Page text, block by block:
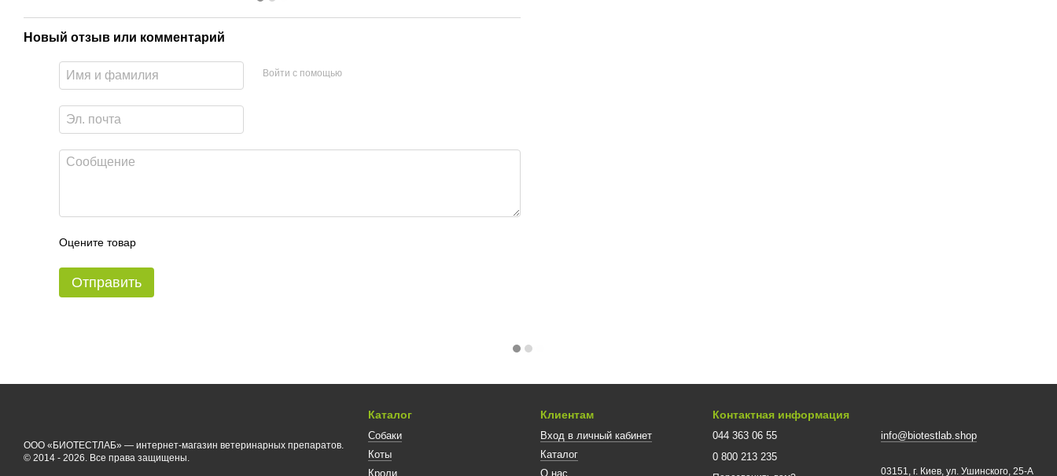
Новый отзыв или комментарий
Войти с помощью
Оцените товар
Отправить
ООО «БИОТЕСТЛАБ» — интернет-магазин ветеринарных препаратов.
© 2014 - 2026. Все права защищены.
Каталог
Собаки
Коты
Кроли
Клиентам
Вход в личный кабинет
Каталог
О нас
Контактная информация
044 363 06 55
0 800 213 235
info@biotestlab.shop
03151, г. Киев, ул. Ушинского, 25-A